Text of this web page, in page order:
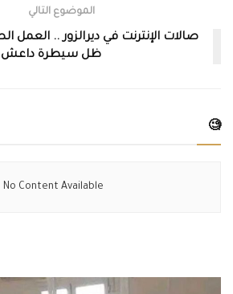
الموضوع التالي
صالات الإنترنت في ديرالزور ..
ظل سيطرة داعش
🧐
No Content Available